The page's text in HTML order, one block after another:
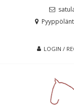
LOGIN /